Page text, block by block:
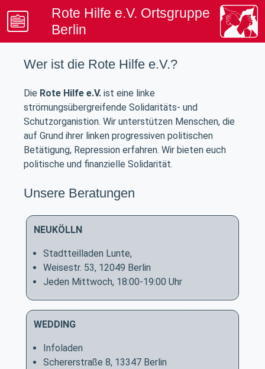
Rote Hilfe e.V. Ortsgruppe
Berlin
Spenden & Mitgliedschaft
Unterstützung & Rechtsinfo
Wer ist die Rote Hilfe e.V.?
Die Rote Hilfe e.V. ist eine linke
strömungsübergreifende Solidaritäts- und
Schutzorganistion. Wir unterstützen Menschen, die
auf Grund ihrer linken progressiven politischen
Betätigung, Repression erfahren. Wir bieten euch
politische und finanzielle Solidarität.
Unsere Beratungen
NEUKÖLLN
Stadtteilladen Lunte,
Weisestr. 53, 12049 Berlin
Jeden Mittwoch, 18:00-19:00 Uhr
WEDDING
Infoladen
Schererstraße 8, 13347 Berlin